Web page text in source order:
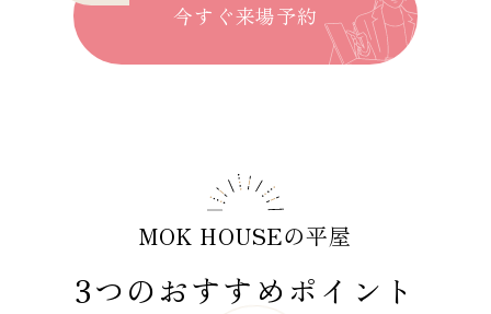
今すぐ来場予約
MOK HOUSEの平屋
3つのおすすめポイント